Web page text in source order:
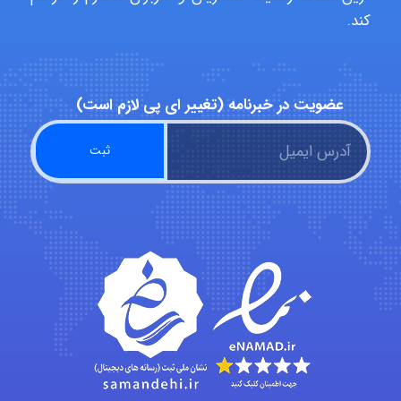
Kati
ehtesham
Iman Hosseini
کند.
عضویت در خبرنامه (تغییر ای پی لازم است)